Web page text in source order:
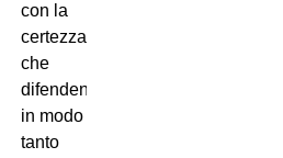
con la
certezza
che
difendendo
in modo
tanto